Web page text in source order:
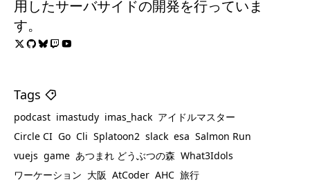
用したサーバサイドの開発を行っていま
す。
Tags
podcast imastudy imas_hack アイドルマスター
Circle CI Go Cli Splatoon2 slack esa Salmon Run
vuejs game あつまれ どうぶつの森 What3Idols
ワーケーション 大阪 AtCoder AHC 旅行